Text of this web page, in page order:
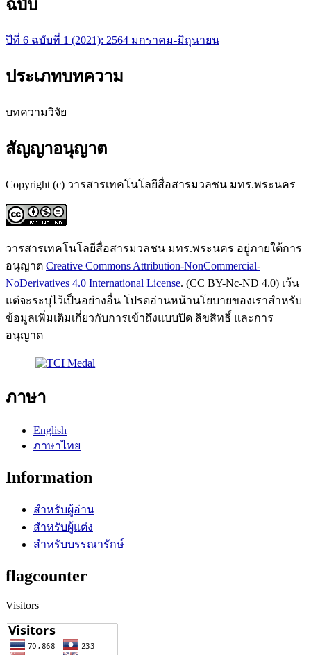
ฉบับ
ปีที่ 6 ฉบับที่ 1 (2021): 2564 มกราคม-มิถุนายน
ประเภทบทความ
บทความวิจัย
สัญญาอนุญาต
Copyright (c) วารสารเทคโนโลยีสื่อสารมวลชน มทร.พระนคร
วารสารเทคโนโลยีสื่อสารมวลชน มทร.พระนคร อยู่ภายใต้การ
อนุญาต Creative Commons Attribution-NonCommercial-
NoDerivatives 4.0 International License. (CC BY-Nc-ND 4.0) เว้น
แต่จะระบุไว้เป็นอย่างอื่น โปรดอ่านหน้านโยบายของเราสำหรับ
ข้อมูลเพิ่มเติมเกี่ยวกับการเข้าถึงแบบปิด ลิขสิทธิ์ และการ
อนุญาต
ภาษา
English
ภาษาไทย
Information
สำหรับผู้อ่าน
สำหรับผู้แต่ง
สำหรับบรรณารักษ์
flagcounter
Visitors